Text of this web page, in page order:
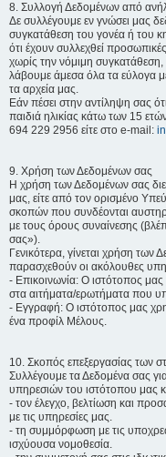
8. Συλλογή Δεδομένων από
Δε συλλέγουμε εν γνώσει μας
συγκατάθεση του γονέα ή του
ότι έχουν συλλεχθεί
χωρίς την νόμιμη
λάβουμε άμεσα όλα τα εύλογα
τα αρχεία μας.
Εάν πέσει στην αντίληψη σας
παιδιά ηλικίας κάτω των 15
694 229 2956 είτε στο e-mail:
9. Χρήση των Δεδομένων σας
Η χρήση των Δεδομένων σας
μας, είτε από τον ορισμένο
σκοπών που συνδέονται
με τους όρους συναίνεσης
σας»).
Γενικότερα, γίνεται χρήση
παρασχεθούν οι ακόλουθες
- Επικοινωνία: Ο ιστότοπος μας
στα αιτήματα/ερωτήματα που
- Εγγραφή: Ο ιστότοπος μας
ένα προφίλ Μέλους.
10. Σκοπός επεξεργασίας των
Συλλέγουμε τα Δεδομένα σας
υπηρεσιών του ιστότοπου μας
- τον έλεγχο, βελτίωση και
με τις υπηρεσίες μας.
- τη συμμόρφωση με τις
ισχύουσα νομοθεσία.